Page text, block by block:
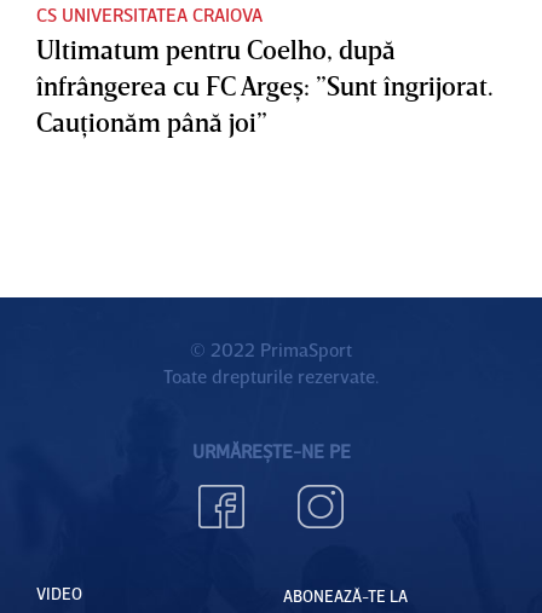
CS UNIVERSITATEA CRAIOVA
Ultimatum pentru Coelho, după
înfrângerea cu FC Argeş: ”Sunt îngrijorat.
Cauţionăm până joi”
© 2022 PrimaSport
Toate drepturile rezervate.
URMĂREȘTE-NE PE
VIDEO
ABONEAZĂ-TE LA